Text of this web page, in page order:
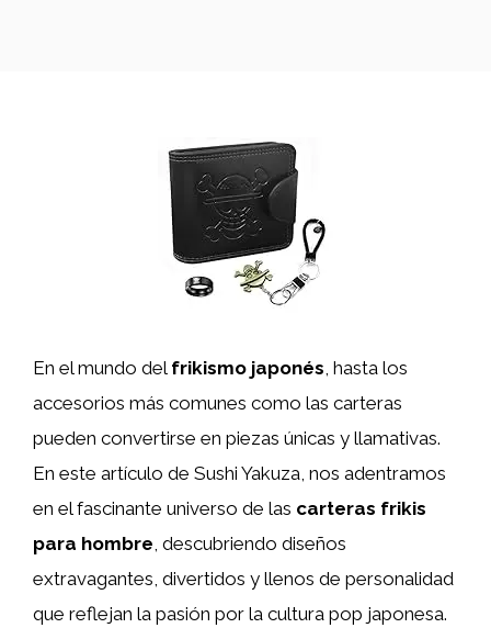
En el mundo del frikismo japonés, hasta los
accesorios más comunes como las carteras
pueden convertirse en piezas únicas y llamativas.
En este artículo de Sushi Yakuza, nos adentramos
en el fascinante universo de las carteras frikis
para hombre, descubriendo diseños
extravagantes, divertidos y llenos de personalidad
que reflejan la pasión por la cultura pop japonesa.